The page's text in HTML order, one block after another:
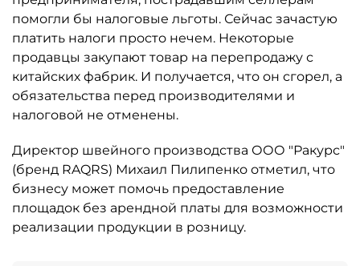
помогли бы налоговые льготы. Сейчас зачастую
платить налоги просто нечем. Некоторые
продавцы закупают товар на перепродажу с
китайских фабрик. И получается, что он сгорел, а
обязательства перед производителями и
налоговой не отменены.
Директор швейного производства ООО "Ракурс"
(бренд RAQRS) Михаил Пилипенко отметил, что
бизнесу может помочь предоставление
площадок без арендной платы для возможности
реализации продукции в розницу.